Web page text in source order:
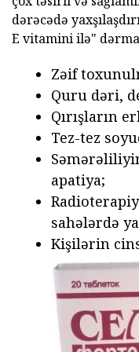
dərəcədə
E vitamini ilə"
Zəif
Quru dəri,
Qırışların
Tez-tez
apatiya;
sahələrdə
Kişilərin